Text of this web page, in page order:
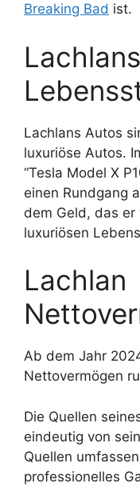
Breaking Bad ist.
Lachlans Autos
luxuriöse Autos.
“Tesla Model X
einen Rundgang
dem Geld, das
luxuriösen
Lachlan
Ab dem Jahr
Nettovermögen
Die Quellen
eindeutig von
Quellen
professionelles